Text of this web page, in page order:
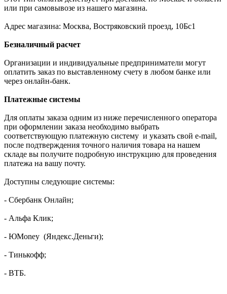
или при самовывозе из нашего магазина.
Адрес магазина: Москва, Востряковский проезд, 10Бс1
Безналичный расчет
Организации и индивидуальные предприниматели могут
оплатить заказ по выставленному счету в любом банке или
через онлайн-банк.
Платежные системы
Для оплаты заказа одним из ниже перечисленного оператора
при оформлении заказа необходимо выбрать
соответствующую платежную систему и указать свой e-mail,
после подтверждения точного наличия товара на нашем
складе вы получите подробную инструкцию для проведения
платежа на вашу почту.
Доступны следующие системы:
- Сбербанк Онлайн;
- Альфа Клик;
- ЮMoney (Яндекс.Деньги);
- Тинькофф;
- ВТБ.